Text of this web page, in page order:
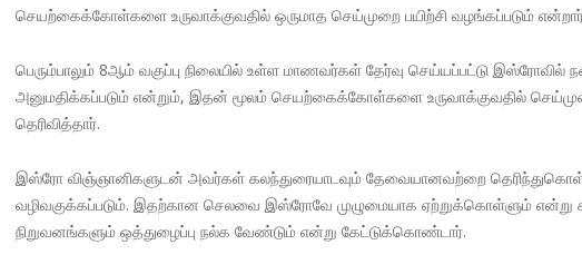
செயற்கைக்கோள்களை உருவாக்குவதில் ஒருமாத செய்முறை பயிற்சி வழங்கப்படும்
பெரும்பாலும் 8ஆம் வகுப்பு நிலையில் உள்ள மாணவர்கள் தேர்வு செய்யப்பட்டு
அனுமதிக்கப்படும் என்றும், இதன் மூலம் செயற்கைக்கோள்களை உருவாக்குவதில்
தெரிவித்தார்.
இஸ்ரோ விஞ்ஞானிகளுடன் அவர்கள் கலந்துரையாடவும் தேவையானவற்றை
வழிவகுக்கப்படும். இதற்கான செலவை இஸ்ரோவே முழுமையாக ஏற்றுக்கொள்ளும் என்று
நிறுவனங்களும் ஒத்துழைப்பு நல்க வேண்டும் என்று கேட்டுக்கொண்டார்.